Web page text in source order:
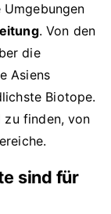
. Von den
die
Asiens
Biotope.
zu finden, von
sind für